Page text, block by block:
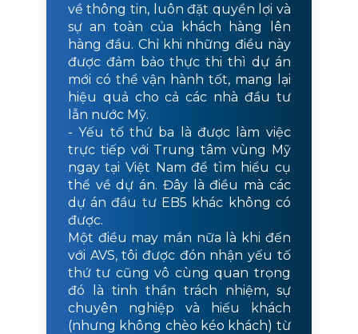
về thông tin, luôn đặt quyền lợi và
sự an toàn của khách hàng lên
hàng đầu. Chỉ khi những điều này
được đảm bảo thực thi thì dự án
mới có thể vận hành tốt, mang lại
hiệu quả cho cả các nhà đầu tư
lẫn nước Mỹ.
- Yếu tố thứ ba là được làm việc
trực tiếp với Trung tâm vùng Mỹ
ngay tại Việt Nam để tìm hiểu cụ
thể về dự án. Đây là điều mà các
dự án đầu tư EB5 khác không có
được.
Một điều may mắn nữa là khi đến
với AVS, tôi được đón nhận yếu tố
thứ tư cũng vô cùng quan trọng
đó là tinh thần trách nhiệm, sự
chuyên nghiệp và hiếu khách
(nhưng không chèo kéo khách) từ